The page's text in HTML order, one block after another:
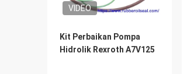
VIDEO
Kit Perbaikan Pompa
Hidrolik Rexroth A7V125